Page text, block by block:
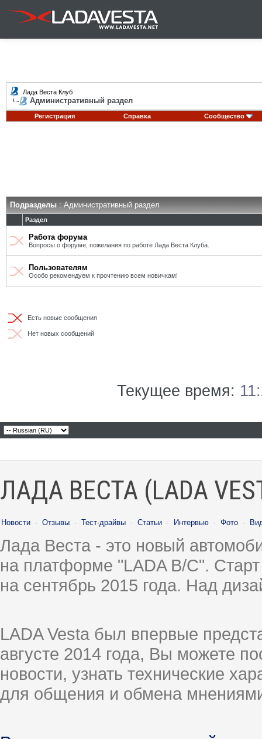
Лада Веста Клуб
Административный раздел
Регистрация Справка Сообщество
Подразделы: Административный раздел
Раздел
Работа форума
Вопросы о форуме, пожелания по работе Лада Веста Клуба.
Пользователям
Особо рекомендуем к прочтению всем новичкам!
Есть новые сообщения
Нет новых сообщений
Текущее время:
ЛАДА ВЕСТА (LADA
Новости · Отзывы · Тест-драйвы · Статьи · Интервью · Фото ·
Лада Веста - это новый
на платформе "LADA B/C".
на сентябрь 2015 года. Над
LADA Vesta был впервые
августе 2014 года, Вы можете
новости, узнать технические
для общения и обмена